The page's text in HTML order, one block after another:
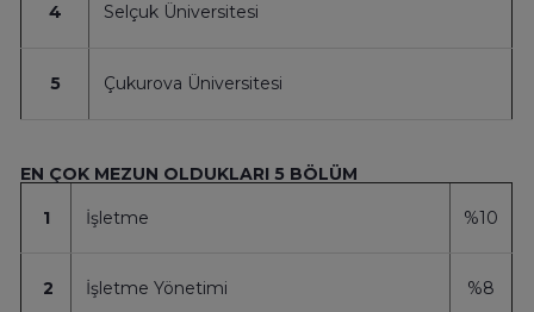
4 Selçuk Üniversitesi
5 Çukurova Üniversitesi
EN ÇOK MEZUN OLDUKLARI 5 BÖLÜM
1 İşletme %10
2 İşletme Yönetimi %8